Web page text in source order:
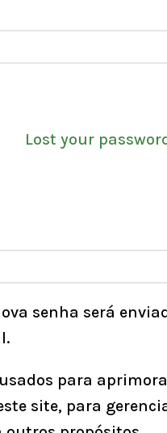
Lost your
senha será
para
site, para